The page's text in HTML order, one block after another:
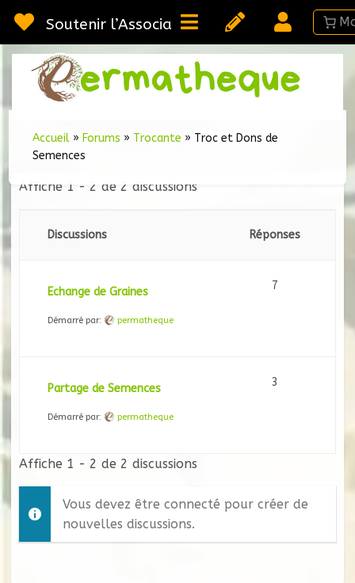
au
contenu
Soutenir l’Association
Accueil » Forums » Trocante » Troc et Dons de
Semences
Affiche 1 - 2 de 2 discussions
Discussions Réponses
Echange de Graines
Démarré par: permatheque
7
Partage de Semences
Démarré par: permatheque
3
Affiche 1 - 2 de 2 discussions
Vous devez être connecté pour créer de
nouvelles discussions.